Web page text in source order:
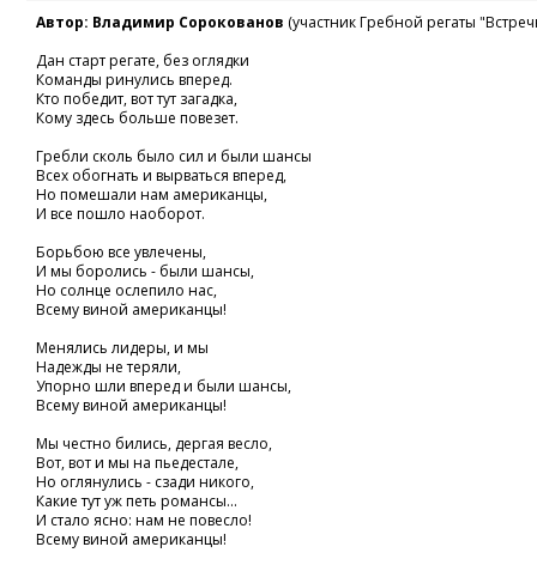
Автор: Владимир Сорокованов (участник Гребной регаты
Дан старт регате, без оглядки
Команды ринулись вперед.
Кто победит, вот тут загадка,
Кому здесь больше повезет.
Гребли сколь было сил и были шансы
Всех обогнать и вырваться вперед,
Но помешали нам американцы,
И все пошло наоборот.
Борьбою все увлечены,
И мы боролись - были шансы,
Но солнце ослепило нас,
Всему виной американцы!
Менялись лидеры, и мы
Надежды не теряли,
Упорно шли вперед и были шансы,
Всему виной американцы!
Мы честно бились, дергая весло,
Вот, вот и мы на пьедестале,
Но оглянулись - сзади никого,
Какие тут уж петь романсы...
И стало ясно: нам не повесло!
Всему виной американцы!